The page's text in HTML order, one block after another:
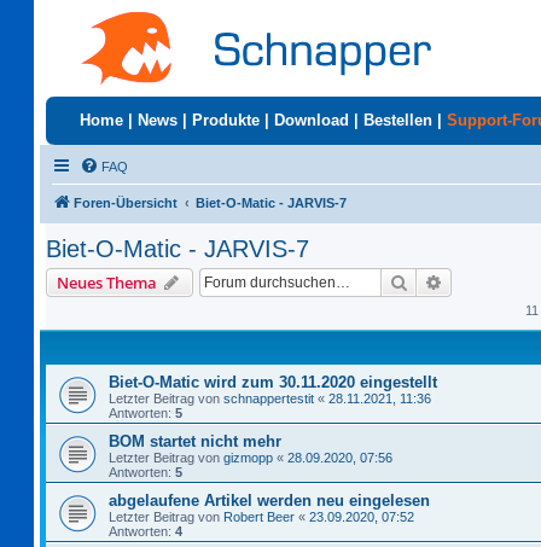
Home News Produkte Download Bestellen Support-
FAQ
Foren-Übersicht Biet-O-Matic - JARVIS-7
Biet-O-Matic - JARVIS-7
Neues Thema Suche
Biet-O-Matic wird zum 30.11.2020 eingestellt
Letzter Beitrag von schnappertestit « 28.11.2021, 11:36
Antworten: 5
BOM startet nicht mehr
Letzter Beitrag von gizmopp « 28.09.2020, 07:56
Antworten: 5
abgelaufene Artikel werden neu eingelesen
Letzter Beitrag von Robert Beer « 23.09.2020, 07:52
Antworten: 4